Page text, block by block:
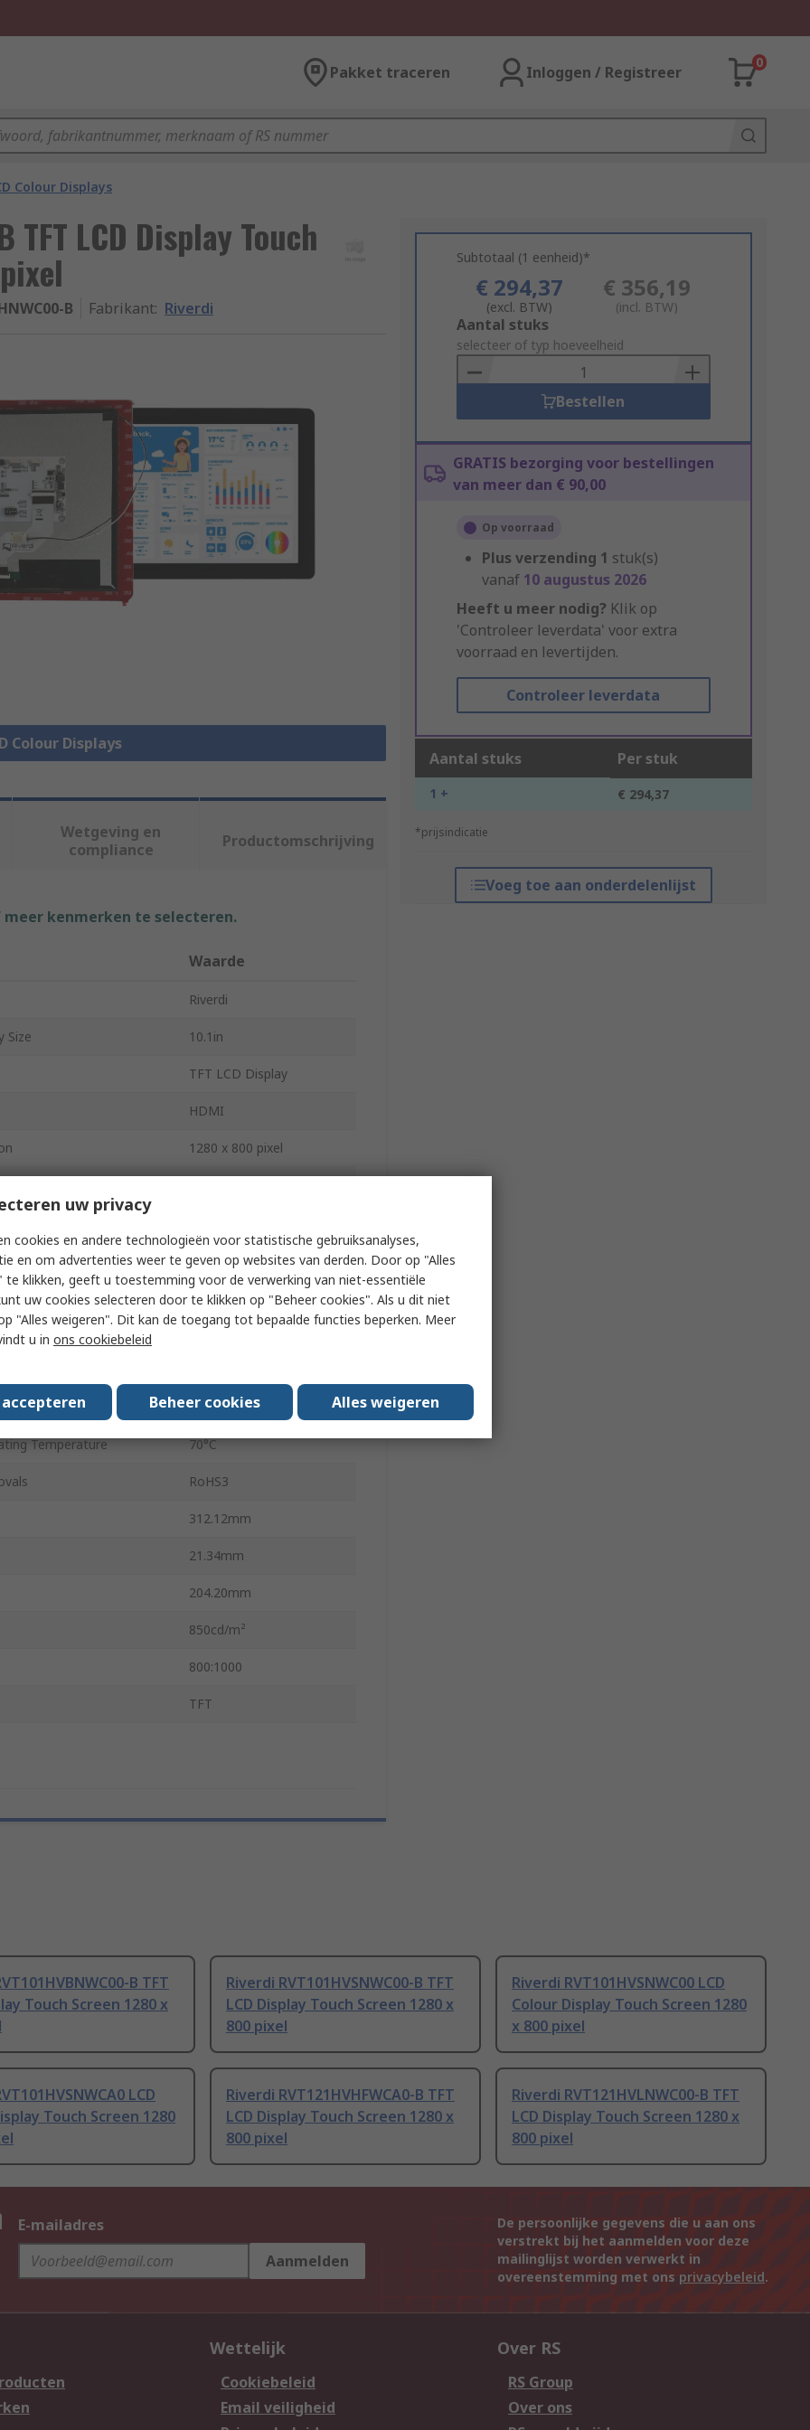
Pakket traceren Inloggen / Registreer
0
Colour Displays
TFT LCD Display Touch
B Fabrikant: Riverdi
Colour Displays
Subtotaal (1 eenheid)*
€ 294,37
(excl. BTW)
€ 356,19
(incl. BTW)
Add
to
Basket
Aantal stuks
selecteer of typ hoeveelheid
Bestellen
GRATIS bezorging voor bestellingen
van meer dan € 90,00
Op voorraad
Plus verzending 1 stuk(s)
vanaf 10 augustus 2026
Heeft u meer nodig? Klik op
'Controleer leverdata' voor extra
voorraad en levertijden.
Controleer leverdata
Aantal stuks Per stuk
1 + € 294,37
*prijsindicatie
Voeg toe aan onderdelenlijst
Wetgeving en
compliance
Productomschrijving
kenmerken te selecteren.
Waarde
Riverdi
Size 10.1in
TFT LCD Display
HDMI
1280 x 800 pixel
Capacitive
LED
Voltage 7V
Voltage
Temperature -20°C
Temperature 70°C
RoHS3
312.12mm
21.34mm
204.20mm
850cd/m²
800:1000
TFT
B TFT
Touch Screen 1280 x
Riverdi RVT101HVSNWC00-B TFT
LCD Display Touch Screen 1280 x
800 pixel
Riverdi RVT101HVSNWC00 LCD
Colour Display Touch Screen 1280
x 800 pixel
LCD
Touch Screen 1280
Riverdi RVT121HVHFWCA0-B TFT
LCD Display Touch Screen 1280 x
800 pixel
Riverdi RVT121HVLNWC00-B TFT
LCD Display Touch Screen 1280 x
800 pixel
E-mailadres
Aanmelden
De persoonlijke gegevens die u aan ons
verstrekt bij het aanmelden voor deze
mailinglijst worden verwerkt in
overeenstemming met ons privacybeleid.
Wettelijk
Cookiebeleid
Email veiligheid
Over RS
RS Group
Over ons
uw privacy
cookies en andere technologieën voor statistische gebruiksanalyses,
en om advertenties weer te geven op websites van derden. Door op "Alles
te klikken, geeft u toestemming voor de verwerking van niet-essentiële
uw cookies selecteren door te klikken op "Beheer cookies". Als u dit niet
"Alles weigeren". Dit kan de toegang tot bepaalde functies beperken. Meer
u in ons cookiebeleid
Beheer cookies Alles weigeren